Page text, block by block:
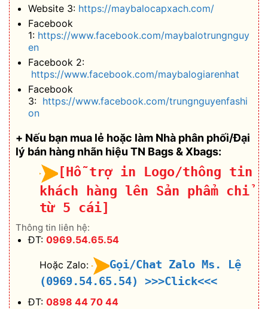
Website 3: https://maybalocapxach.com/
Facebook
1: https://www.facebook.com/maybalotrungnguy
en
Facebook 2:
https://www.facebook.com/maybalogiarenhat
Facebook
3: https://www.facebook.com/trungnguyenfashi
on
+ Nếu bạn mua lẻ hoặc làm Nhà phân phối/Đại
lý bán hàng nhãn hiệu TN Bags & Xbags:
[Hỗ trợ in Logo/thông tin
khách hàng lên Sản phẩm chỉ
từ 5 cái]
Thông tin liên hệ:
ĐT: 0969.54.65.54
Hoặc Zalo:
Gọi/Chat Zalo Ms. Lệ
(0969.54.65.54)
>>>Click<<<
ĐT: 0898 44 70 44